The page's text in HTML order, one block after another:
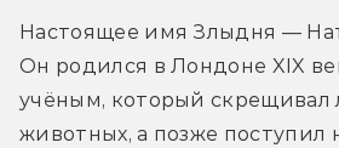
Настоящее имя Злыдня —
Он родился в Лондоне XIX
учёным, который скрещивал
животных, а позже поступил